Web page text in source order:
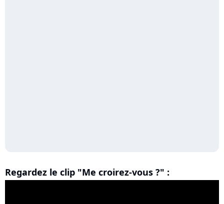
Regardez le clip "Me croirez-vous ?" :